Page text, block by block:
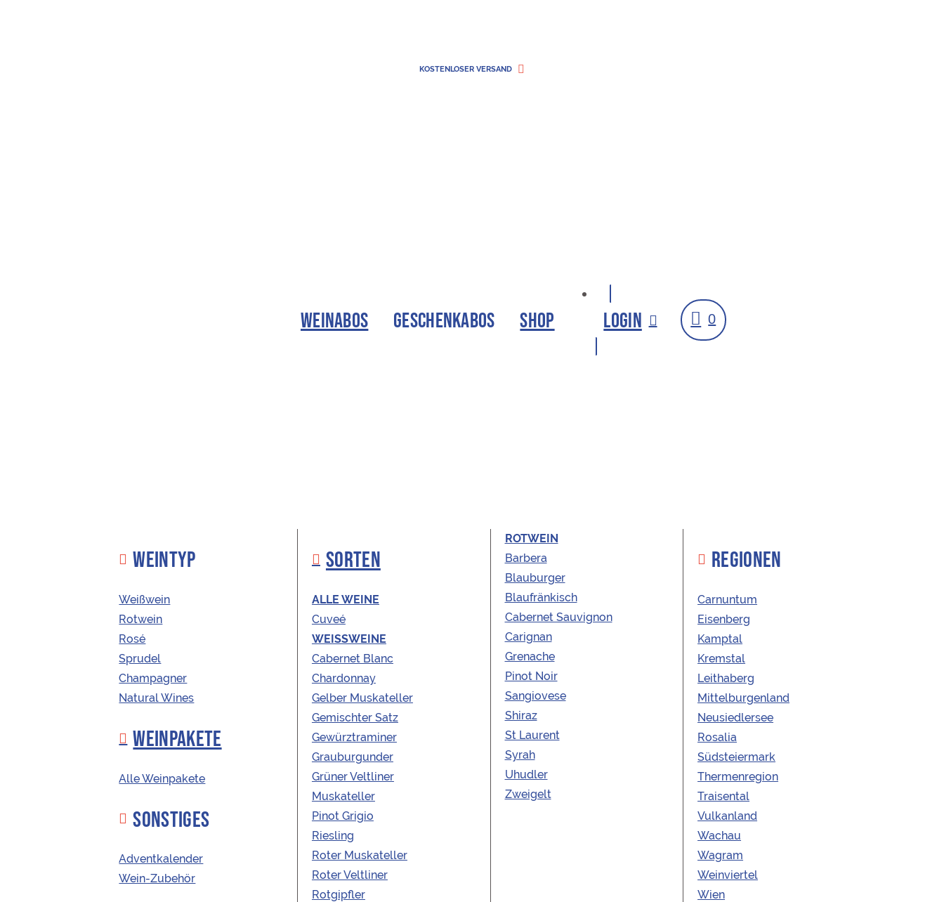
KOSTENLOSER VERSAND
WEINABOS GESCHENKABOS SHOP LOGIN 0
ÖSTERREICHISCHE WEINE
INTERNATIONALE
KAUFEN
WEINTYP
Weißwein
Rotwein
Rosé
Sprudel
Champagner
Natural Wines
WEINPAKETE
Alle Weinpakete
SONSTIGES
Adventkalender
Wein-Zubehör
SORTEN
ALLE WEINE
Cuveé
WEISSWEINE
Cabernet Blanc
Chardonnay
Gelber Muskateller
Gemischter Satz
Gewürztraminer
Grauburgunder
Grüner Veltliner
Muskateller
Pinot Grigio
Riesling
Roter Muskateller
Roter Veltliner
Rotgipfler
ROTWEIN
Barbera
Blauburger
Blaufränkisch
Cabernet Sauvignon
Carignan
Grenache
Pinot Noir
Sangiovese
Shiraz
St Laurent
Syrah
Uhudler
Zweigelt
REGIONEN
Carnuntum
Eisenberg
Kamptal
Kremstal
Leithaberg
Mittelburgenland
Neusiedlersee
Rosalia
Südsteiermark
Thermenregion
Traisental
Vulkanland
Wachau
Wagram
Weinviertel
Wien